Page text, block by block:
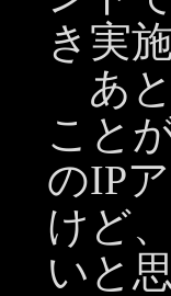
き実
あと
こと
のIP
けど
いと